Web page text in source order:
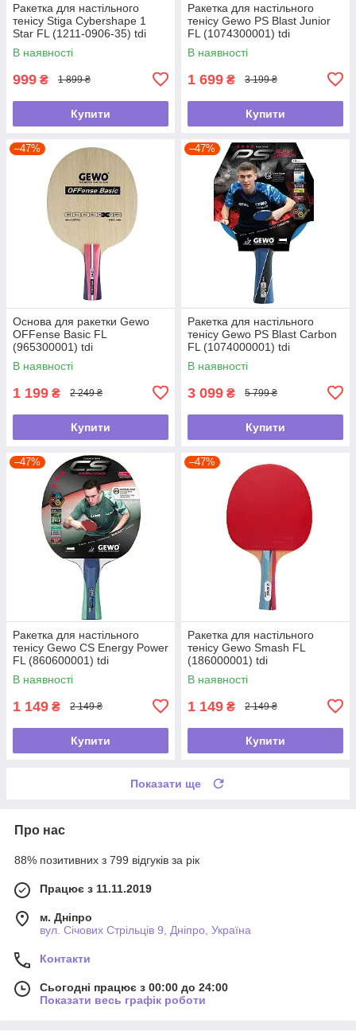
Ракетка для настільного
тенісу Stiga Cybershape 1
Star FL (1211-0906-35) tdi
В наявності
999 ₴ 1 899 ₴
Купити
Ракетка для настільного
тенісу Gewo PS Blast Junior
FL (1074300001) tdi
В наявності
1 699 ₴ 3 199 ₴
Купити
–47%
Основа для ракетки Gewo
OFFense Basic FL
(965300001) tdi
В наявності
1 199 ₴ 2 249 ₴
Купити
–47%
Ракетка для настільного
тенісу Gewo PS Blast Carbon
FL (1074000001) tdi
В наявності
3 099 ₴ 5 799 ₴
Купити
–47%
Ракетка для настільного
тенісу Gewo CS Energy Power
FL (860600001) tdi
В наявності
1 149 ₴ 2 149 ₴
Купити
–47%
Ракетка для настільного
тенісу Gewo Smash FL
(186000001) tdi
В наявності
1 149 ₴ 2 149 ₴
Купити
Показати ще
Про нас
88% позитивних з 799 відгуків за рік
Працює з 11.11.2019
м. Дніпро
вул. Січових Стрільців 9, Дніпро, Україна
Контакти
Сьогодні працює з 00:00 до 24:00
Показати весь графік роботи